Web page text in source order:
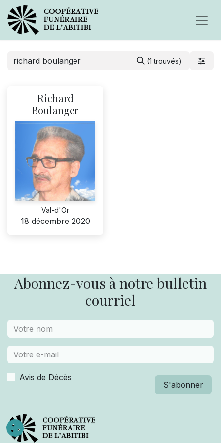
(1 trouvés)
Richard
Boulanger
Val-d'Or
18 décembre 2020
Abonnez-vous à notre bulletin
courriel
Avis de Décès
S'abonner